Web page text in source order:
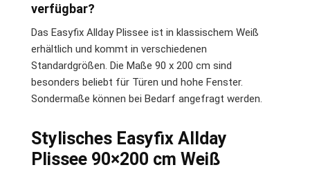
verfügbar?
Das Easyfix Allday Plissee ist in klassischem Weiß
erhältlich und kommt in verschiedenen
Standardgrößen. Die Maße 90 x 200 cm sind
besonders beliebt für Türen und hohe Fenster.
Sondermaße können bei Bedarf angefragt werden.
Stylisches Easyfix Allday
Plissee 90×200 cm Weiß